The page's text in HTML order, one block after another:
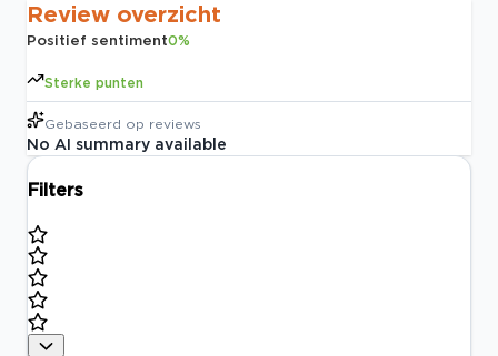
Review overzicht
Positief sentiment0%
Sterke punten
Gebaseerd op reviews
No AI summary available
Filters